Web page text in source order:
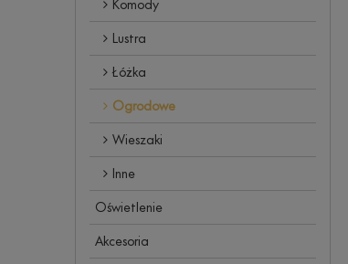
Komody
Lustra
Łóżka
Ogrodowe
Wieszaki
Inne
Oświetlenie
Akcesoria